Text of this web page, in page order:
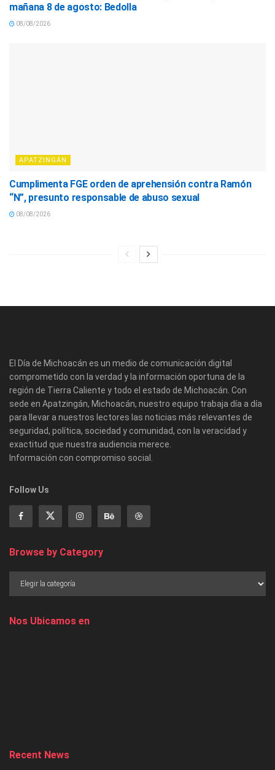
mañana 8 de agosto: Bedolla
08/08/2026
APATZINGÁN
Cumplimenta FGE orden de aprehensión contra Ramón
“N”, presunto responsable de abuso sexual
08/08/2026
El Día de Michoacán es un medio de comunicación digital
comprometido con la verdad y la información oportuna de la
región de Tierra Caliente y todo el estado de Michoacán. Con
sede en Apatzingán, Michoacán, nuestro equipo trabaja día a día
para llevar a nuestros lectores las noticias más relevantes de
seguridad, política, sociedad y comunidad, con la veracidad y
exactitud que nuestra audiencia merece.
Información con compromiso social.
Follow Us
Browse by Category
Nos Ubicamos en
Recent News